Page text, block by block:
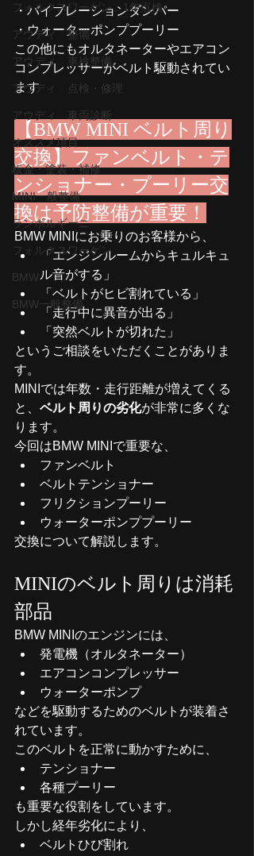
フォルクスワーゲン 1年点検
アウディ 整備
アウディ 車検整備
アウディ 点検・修理
アウディ 車両診断
オススメ項目
板金・塗装・補修
MINI一般整備
ランボルギーニ
フォルクスワーゲン
BMW
BMW一般整備
・バイブレーションダンパー
・ウォーターポンププーリー
この他にもオルタネーターやエアコン
コンプレッサーがベルト駆動されてい
ます
【BMW MINI ベルト周り
交換】ファンベルト・テ
ンショナー・プーリー交
換は予防整備が重要！
BMW MINIにお乗りのお客様から、
「エンジンルームからキュルキュ
ル音がする」
「ベルトがヒビ割れている」
「走行中に異音が出る」
「突然ベルトが切れた」
というご相談をいただくことがありま
す。
MINIでは年数・走行距離が増えてくる
と、 ベルト周りの劣化が非常に多くな
ります。
今回はBMW MINIで重要な、
ファンベルト
ベルトテンショナー
フリクションプーリー
ウォーターポンププーリー
交換について解説します。
MINIのベルト周りは消耗
部品
BMW MINIのエンジンには、
発電機（オルタネーター）
エアコンコンプレッサー
ウォーターポンプ
などを駆動するためのベルトが装着さ
れています。
このベルトを正常に動かすために、
テンショナー
各種プーリー
も重要な役割をしています。
しかし経年劣化により、
ベルトひび割れ